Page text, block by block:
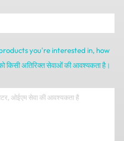
products you're interested in, how
अतिरिक्त सेवाओं की आवश्यकता है।